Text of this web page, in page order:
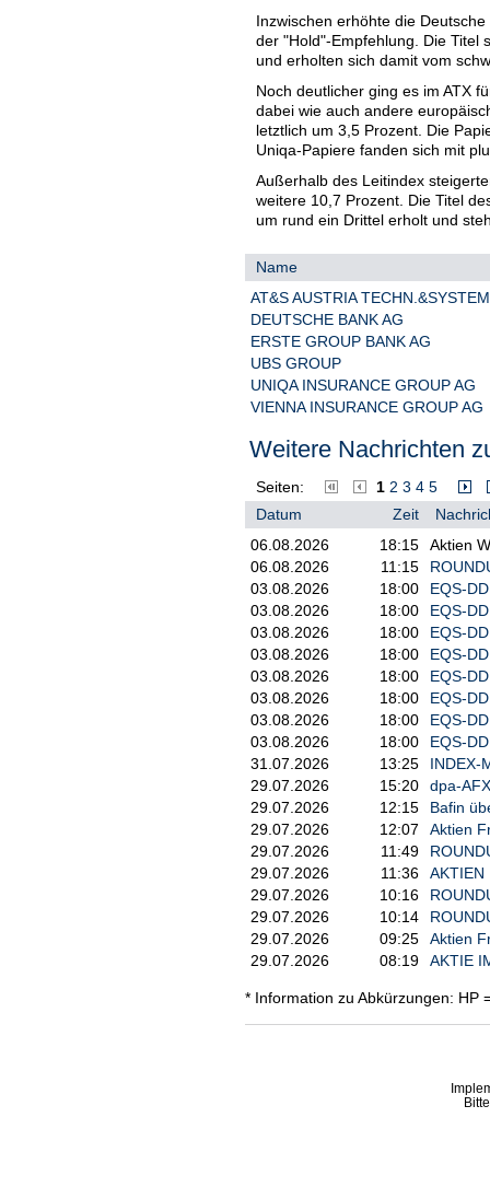
Inzwischen erhöhte die
der "Hold"-Empfehlung. Die Titel
und erholten sich damit vom
Noch deutlicher ging es im ATX
dabei wie auch andere
letztlich um 3,5 Prozent. Die
Uniqa-Papiere fanden sich mit
Außerhalb des Leitindex
weitere 10,7 Prozent. Die Titel
um rund ein Drittel erholt und
Name
AT&S AUSTRIA
DEUTSCHE BANK AG
ERSTE GROUP BANK AG
UBS GROUP
UNIQA INSURANCE GROUP AG
VIENNA INSURANCE GROUP AG
Weitere Nachrichten
Seiten: 1 2 3 4 5
Datum
Zeit
06.08.2026
18:15
Aktien
06.08.2026
11:15
03.08.2026
18:00
EQS-
03.08.2026
18:00
EQS-
03.08.2026
18:00
EQS-
03.08.2026
18:00
EQS-
03.08.2026
18:00
EQS-
03.08.2026
18:00
EQS-
03.08.2026
18:00
EQS-
03.08.2026
18:00
EQS-
31.07.2026
13:25
INDEX-
29.07.2026
15:20
dpa-
29.07.2026
12:15
Bafin
29.07.2026
12:07
Aktien
29.07.2026
11:49
29.07.2026
11:36
AKTIEN
29.07.2026
10:16
29.07.2026
10:14
29.07.2026
09:25
Aktien
29.07.2026
08:19 AKTIE
* Information zu Abkürzungen: HP